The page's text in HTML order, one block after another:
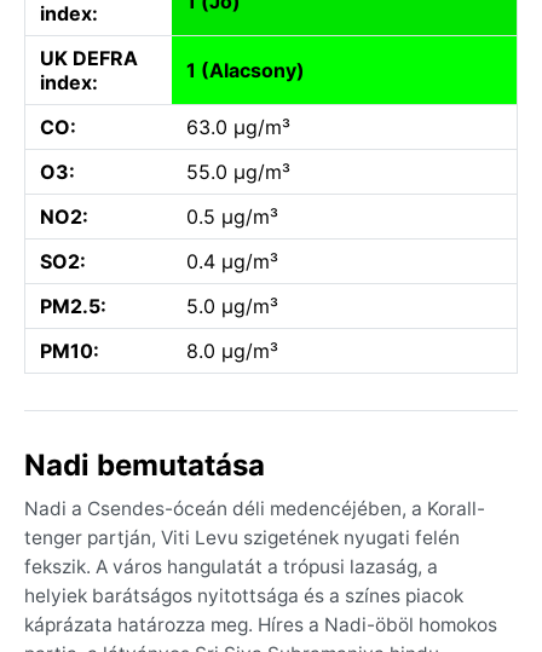
index:
UK DEFRA
index:
1 (Alacsony)
CO:
63.0 µg/m³
O3:
55.0 µg/m³
NO2:
0.5 µg/m³
SO2:
0.4 µg/m³
PM2.5:
5.0 µg/m³
PM10:
8.0 µg/m³
Nadi bemutatása
Nadi a Csendes-óceán déli medencéjében, a Korall-
tenger partján, Viti Levu szigetének nyugati felén
fekszik. A város hangulatát a trópusi lazaság, a
helyiek barátságos nyitottsága és a színes piacok
káprázata határozza meg. Híres a Nadi-öböl homokos